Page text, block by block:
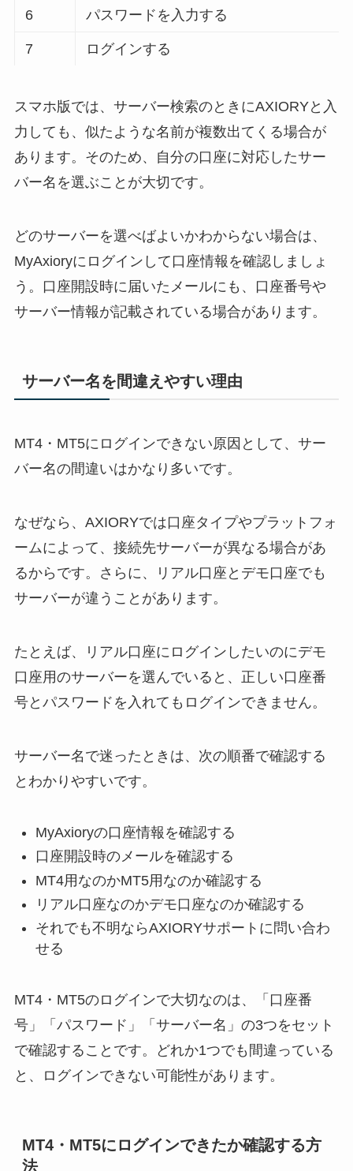
6 パスワードを入力する
7 ログインする
スマホ版では、サーバー検索のときにAXIORYと入
力しても、似たような名前が複数出てくる場合が
あります。そのため、自分の口座に対応したサー
バー名を選ぶことが大切です。
どのサーバーを選べばよいかわからない場合は、
MyAxioryにログインして口座情報を確認しましょ
う。口座開設時に届いたメールにも、口座番号や
サーバー情報が記載されている場合があります。
サーバー名を間違えやすい理由
MT4・MT5にログインできない原因として、サー
バー名の間違いはかなり多いです。
なぜなら、AXIORYでは口座タイプやプラットフォ
ームによって、接続先サーバーが異なる場合があ
るからです。さらに、リアル口座とデモ口座でも
サーバーが違うことがあります。
たとえば、リアル口座にログインしたいのにデモ
口座用のサーバーを選んでいると、正しい口座番
号とパスワードを入れてもログインできません。
サーバー名で迷ったときは、次の順番で確認する
とわかりやすいです。
MyAxioryの口座情報を確認する
口座開設時のメールを確認する
MT4用なのかMT5用なのか確認する
リアル口座なのかデモ口座なのか確認する
それでも不明ならAXIORYサポートに問い合わ
せる
MT4・MT5のログインで大切なのは、「口座番
号」「パスワード」「サーバー名」の3つをセット
で確認することです。どれか1つでも間違っている
と、ログインできない可能性があります。
MT4・MT5にログインできたか確認する方
法